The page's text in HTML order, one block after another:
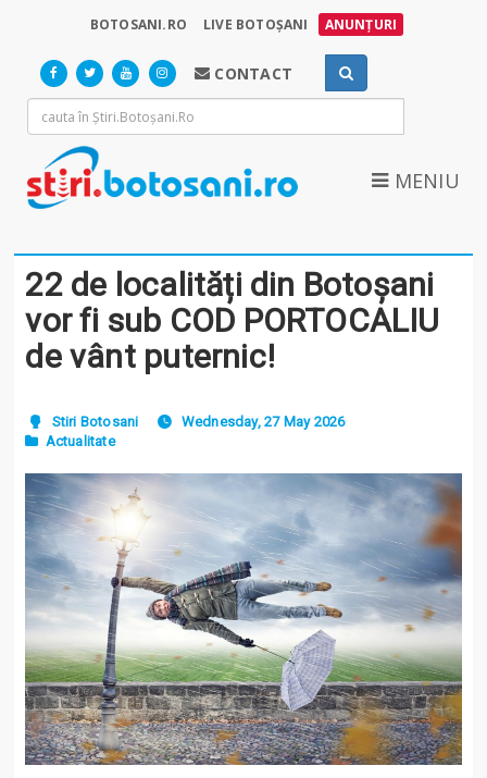
BOTOSANI.RO LIVE BOTOȘANI ANUNȚURI
CONTACT
MENIU
22 de localități din Botoșani
vor fi sub COD PORTOCALIU
de vânt puternic!
Stiri Botosani
Wednesday, 27 May 2026
Actualitate